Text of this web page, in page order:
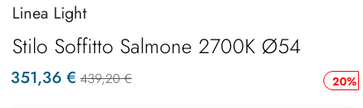
Linea Light
Stilo Soffitto Salmone 2700K Ø54
20%
351,36 € 439,20 €